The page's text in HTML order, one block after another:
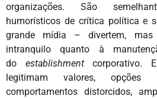
organizações. São
humorísticos de crítica política e
grande mídia – divertem, mas
intranquilo quanto à
do establishmentcorporativo.
legitimam valores, opções
comportamentos distorcidos,